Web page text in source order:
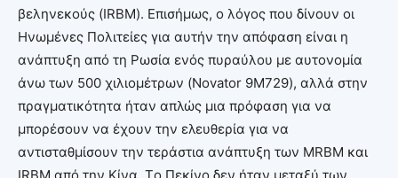
βεληνεκούς (IRBM). Επισήμως, ο λόγος που δίνουν οι
Ηνωμένες Πολιτείες για αυτήν την απόφαση είναι η
ανάπτυξη από τη Ρωσία ενός πυραύλου με αυτονομία
άνω των 500 χιλιομέτρων (Novator 9M729), αλλά στην
πραγματικότητα ήταν απλώς μια πρόφαση για να
μπορέσουν να έχουν την ελευθερία για να
αντισταθμίσουν την τεράστια ανάπτυξη των MRBM και